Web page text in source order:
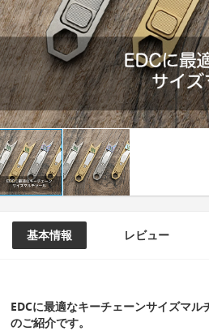
基本情報 レビュー
EDCに最適なキーチェーンサイズマ
のご紹介です。